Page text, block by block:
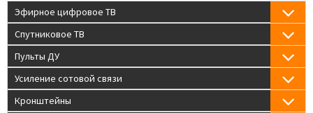
Эфирное цифровое ТВ
Спутниковое ТВ
Пульты ДУ
Усиление сотовой связи
Кронштейны